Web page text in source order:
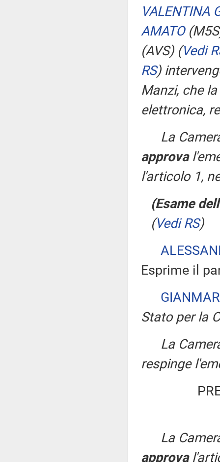
VALENTINA
AMATO
(AVS) (Vedi
RS)
Manzi, che
elettronica,
La
approva
l'articolo 1,
(Esame
(Vedi RS)
Esprime il
Stato per la
La
respinge
La
approva